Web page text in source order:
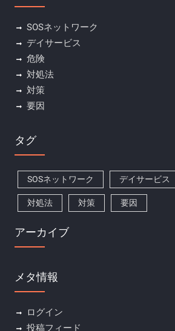
SOSネットワーク
デイサービス
危険
対処法
対策
要因
タグ
SOSネットワーク デイサービス
対処法 対策 要因
アーカイブ
メタ情報
ログイン
投稿フィード